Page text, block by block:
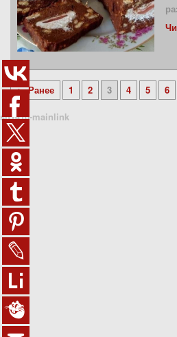
← Ранее 1 2 3 4 5 6
sn1410-mainlink